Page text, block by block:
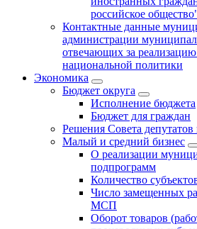
российское
Контактные данные
администрации
отвечающих за реализацию
национальной политики
Экономика
Бюджет округa
Исполнение бюджета
Бюджет для граждан
Решения Совета
Малый и средний бизнес
О реализации
подпрограмм
Количество
Число замещенных
МСП
Оборот товаров